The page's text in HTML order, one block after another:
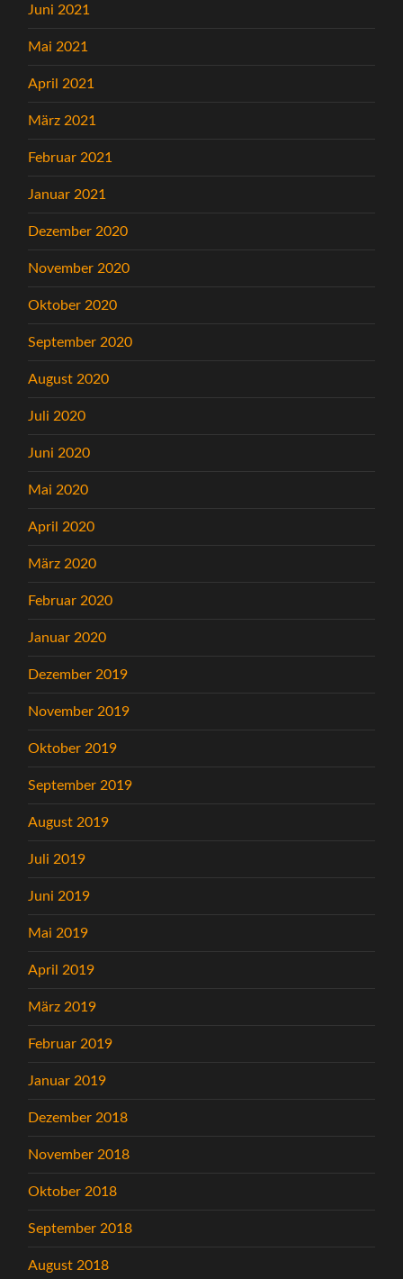
Juni 2021
Mai 2021
April 2021
März 2021
Februar 2021
Januar 2021
Dezember 2020
November 2020
Oktober 2020
September 2020
August 2020
Juli 2020
Juni 2020
Mai 2020
April 2020
März 2020
Februar 2020
Januar 2020
Dezember 2019
November 2019
Oktober 2019
September 2019
August 2019
Juli 2019
Juni 2019
Mai 2019
April 2019
März 2019
Februar 2019
Januar 2019
Dezember 2018
November 2018
Oktober 2018
September 2018
August 2018